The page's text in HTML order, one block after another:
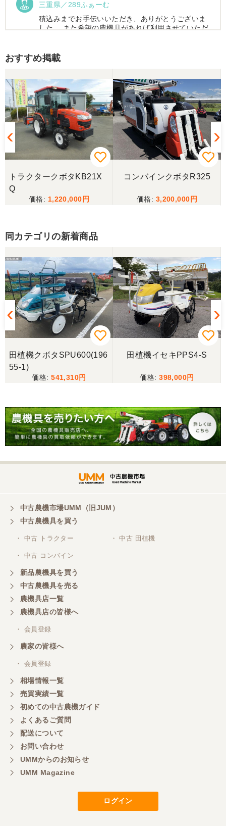
三重県／289ふぁーむ
積込みまでお手伝いいただき、ありがとうございま
した。 また希望の農機具があれば利用させていただ
この度はお世話になりました。また、機会があれば
よろしくお願いします。
三重県／ユウスケ
購入から引き取りまでスムーズでした。ありがとう
ございました。
当方の要望に対して、素早く対応していただき感謝
スタッフの鈴木さんが親切で機械に詳しく 丁寧にご
対応頂きました。 ありがとう！ 少し距離はあります
が、今後も農機具を買う際はのうき屋さんを利用し
ようと思います。
三重県／miraisann
写真と現物が違いすぎる
こちらの、対応も、よく、大変、満足、です。
三重県／谷本勝美
こちらの、対応、も、よくして、くれました。
対応も、よくしてくれました、有難うございまし
三重県／山本
対応ありがとうございました。
三重県／山本
共立シュレッターを受け取りました。 状態は問題な
く、エンジンも調子がよさそうです。 ありがとうご
ざいました。
三重県／
嫌な顔をせずに一生懸命頑張ってくれる中山さんに
感謝しています。ここで3台買いましたが、これから
もよろしくお願いしたいです。
三重県／
初めてコンバインを買いに行ったのですが、とても
明るい方に担当していただき細かく説明して下さっ
てとても嬉しかったです。
担当さんの説明が丁寧で分かりやすく、急な要望に
も迅速に対応して頂き非常に助かりました。
おすすめ掲載
トラクタークボタKB21X
Q
1,220,000
コンバインクボタR325
3,200,000
同カテゴリの新着商品
田植機クボタSPU600(196
55-1)
541,310
田植機イセキPPS4-S
398,000
中古農機市場UMM（旧JUM）
中古農機具を買う
・ 中古 トラクター ・ 中古 田植機
・ 中古 コンバイン
新品農機具を買う
中古農機具を売る
農機具店一覧
農機具店の皆様へ
・ 会員登録
農家の皆様へ
・ 会員登録
相場情報一覧
売買実績一覧
初めての中古農機ガイド
よくあるご質問
配送について
お問い合わせ
UMMからのお知らせ
UMM Magazine
ログイン